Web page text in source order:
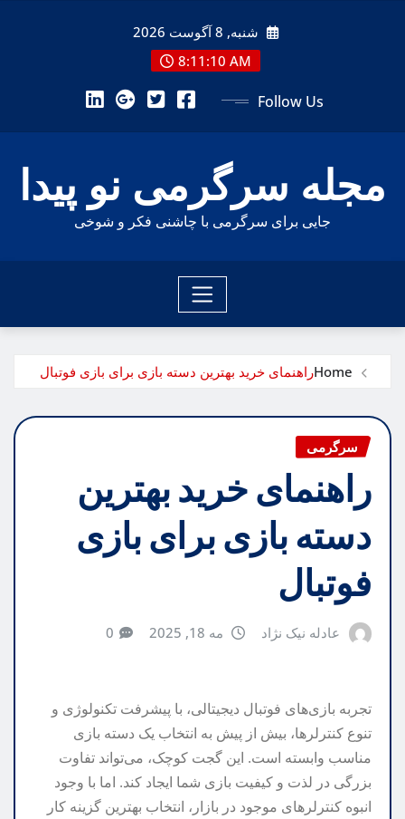
شنبه, 8 آگوست 2026
8:11:12 AM
Follow Us
مجله سرگرمی نو پیدا
جایی برای سرگرمی با چاشنی فکر و شوخی
Homeراهنمای خرید بهترین دسته بازی برای بازی فوتبال
سرگرمی
راهنمای خرید بهترین
دسته بازی برای بازی
فوتبال
عادله نیک نژاد مه 18, 2025 0
تجربه بازی‌های فوتبال دیجیتالی، با پیشرفت تکنولوژی و
تنوع کنترلرها، بیش از پیش به انتخاب یک دسته بازی
مناسب وابسته است. این گجت کوچک، می‌تواند تفاوت
بزرگی در لذت و کیفیت بازی شما ایجاد کند. اما با وجود
انبوه کنترلرهای موجود در بازار، انتخاب بهترین گزینه کار